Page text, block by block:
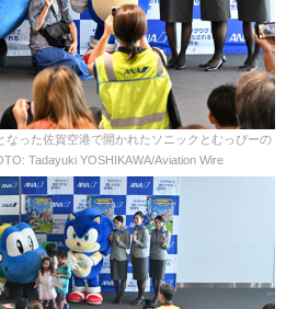
なった佐賀空港で開かれたソニックとむっぴーの
Tadayuki YOSHIKAWA/Aviation Wire